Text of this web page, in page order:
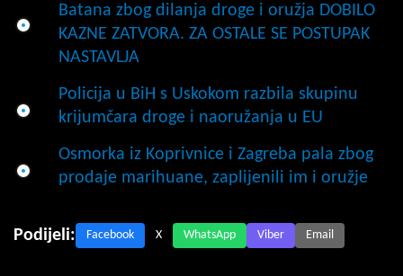
Batana zbog dilanja droge i oružja DOBILO
KAZNE ZATVORA. ZA OSTALE SE POSTUPAK
NASTAVLJA
Policija u BiH s Uskokom razbila skupinu
krijumčara droge i naoružanja u EU
Osmorka iz Koprivnice i Zagreba pala zbog
prodaje marihuane, zaplijenili im i oružje
Podijeli: Facebook X WhatsApp Viber Email